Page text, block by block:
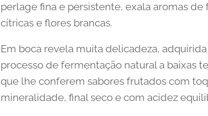
perlage fina e persistente, exala aromas de
cítricas e flores brancas.
Em boca revela muita delicadeza,
processo de fermentação natural a baixas
que lhe conferem sabores frutados com
mineralidade, final seco e com acidez